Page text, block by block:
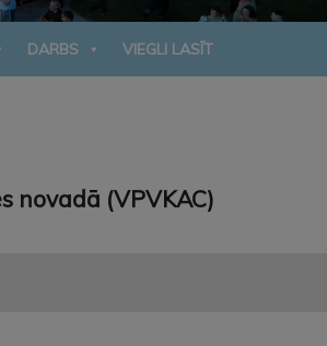
DARBS VIEGLI LASĪT
novadā (VPVKAC)